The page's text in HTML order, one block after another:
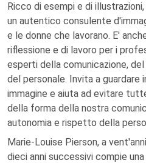
Ricco di esempi e di
un autentico consulente
e le donne che lavorano. E'
riflessione e di lavoro per i
esperti della comunicazione,
del personale. Invita a guardare
immagine e aiuta ad evitare
della forma della nostra
autonomia e rispetto della
Marie-Louise Pierson, a
dieci anni successivi compie